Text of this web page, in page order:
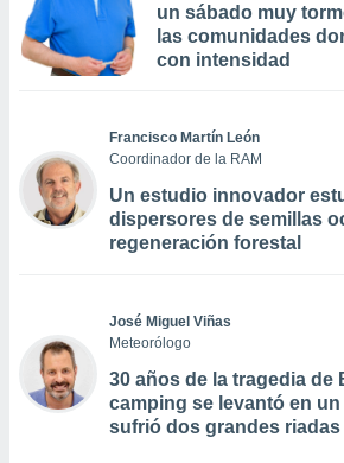
un sábado muy
las comunidades
con intensidad
Francisco Martín León
Coordinador de la RAM
Un estudio innovador
dispersores de semillas
regeneración forestal
José Miguel Viñas
Meteorólogo
30 años de la tragedia de
camping se levantó en
sufrió dos grandes riadas